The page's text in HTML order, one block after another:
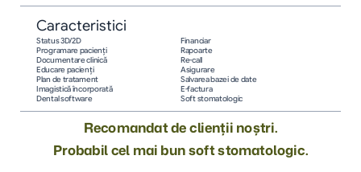
Caracteristici
Status 3D/2D
Programare pacienţi
Documentare clinică
Educare pacienţi
Plan de tratament
Imagistică încorporată
Dental software
Financiar
Rapoarte
Re-call
Asigurare
Salvarea bazei de date
E-factura
Soft stomatologic
Recomandat de clienții noștri.
Probabil cel mai bun soft stomatologic.